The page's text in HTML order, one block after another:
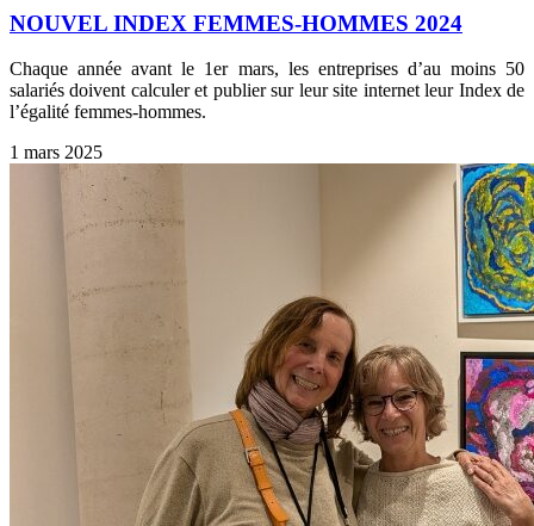
NOUVEL INDEX FEMMES-HOMMES 2024
Chaque année avant le 1er mars, les entreprises d’au moins 50
salariés doivent calculer et publier sur leur site internet leur Index de
l’égalité femmes-hommes.
1 mars 2025